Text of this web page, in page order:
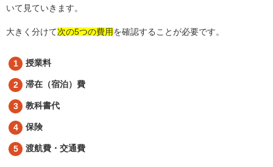
いて見ていきます。
大きく分けて次の5つの費用 を確認することが必要です。
授業料
滞在（宿泊）費
教科書代
保険
渡航費・交通費